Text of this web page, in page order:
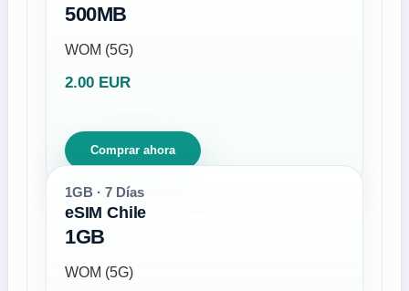
500MB
WOM (5G)
2.00 EUR
Comprar ahora
1GB · 7 Días
eSIM Chile
1GB
WOM (5G)